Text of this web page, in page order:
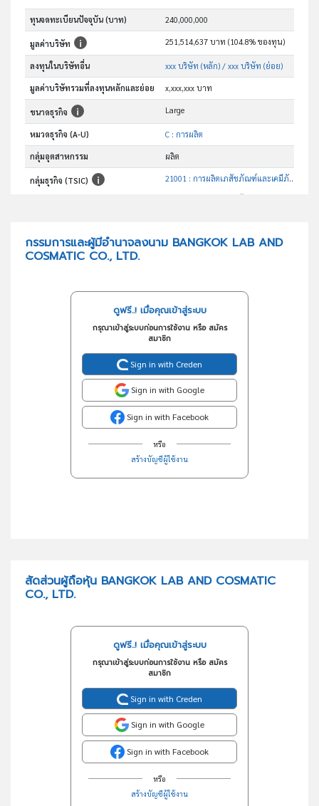
ทุนจดทะเบียนปัจจุบัน (บาท) 240,000,000
มูลค่าบริษัท 251,514,637 บาท (104.8% ของทุน)
ลงทุนในบริษัทอื่น xxx บริษัท (หลัก)/ xxx บริษัท (ย่อย)
มูลค่าบริษัทรวมที่ลงทุนหลักและย่อย x,xxx,xxx บาท
ขนาดธุรกิจ Large
หมวดธุรกิจ (A-U) C : การผลิต
กลุ่มอุตสาหกรรม ผลิต
กลุ่มธุรกิจ (TSIC) 21001 : การผลิตเภสัชภัณฑ์และเคมีภัณฑ์ที่ใช้รักษาโรค
กรรมการและผู้มีอำนาจลงนาม BANGKOK LAB AND
COSMATIC CO., LTD.
ดูฟรี..! เมื่อคุณเข้าสู่ระบบ
กรุณาเข้าสู่ระบบก่อนการใช้งาน หรือ สมัคร
สมาชิก
Sign in with Creden
Sign in with Google
Sign in with Facebook
หรือ
สร้างบัญชีผู้ใช้งาน
สัดส่วนผู้ถือหุ้น BANGKOK LAB AND COSMATIC
CO., LTD.
ดูฟรี..! เมื่อคุณเข้าสู่ระบบ
กรุณาเข้าสู่ระบบก่อนการใช้งาน หรือ สมัคร
สมาชิก
Sign in with Creden
Sign in with Google
Sign in with Facebook
หรือ
สร้างบัญชีผู้ใช้งาน